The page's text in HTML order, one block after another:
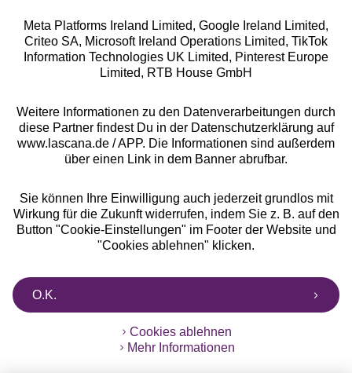
Alle Preise inkl. MwSt., zzgl.
Versandkosten
** Bonität vorausgesetzt, berechtigt zur Bonitätsprüfung
Meta Platforms Ireland Limited, Google Ireland Limited,
Criteo SA, Microsoft Ireland Operations Limited, TikTok
Information Technologies UK Limited, Pinterest Europe
Limited, RTB House GmbH
Weitere Informationen zu den Datenverarbeitungen durch
diese Partner findest Du in der Datenschutzerklärung auf
www.lascana.de / APP. Die Informationen sind außerdem
über einen Link in dem Banner abrufbar.
Sie können Ihre Einwilligung auch jederzeit grundlos mit
Wirkung für die Zukunft widerrufen, indem Sie z. B. auf den
Button "Cookie-Einstellungen" im Footer der Website und
"Cookies ablehnen" klicken.
O.K.
Cookies ablehnen
Mehr Informationen